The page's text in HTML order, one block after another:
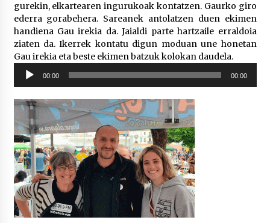
gurekin, elkartearen ingurukoak kontatzen. Gaurko giro
ederra gorabehera. Sareanek antolatzen duen ekimen
handiena Gau irekia da. Jaialdi parte hartzaile erraldoia
ziaten da. Ikerrek kontatu digun moduan une honetan
Gau irekia eta beste ekimen batzuk kolokan daudela.
Soinu
erreproduzigailua
00:00 00:00